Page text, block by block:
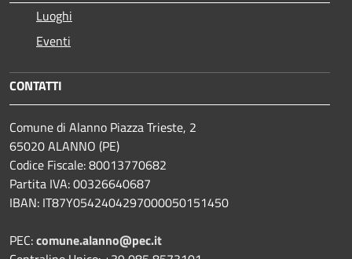
Luoghi
Eventi
CONTATTI
Comune di Alanno Piazza Trieste, 2
65020 ALANNO (PE)
Codice Fiscale: 80013770682
Partita IVA: 00326640687
IBAN: IT87Y0542404297000050151450
PEC:comune.alanno@pec.it